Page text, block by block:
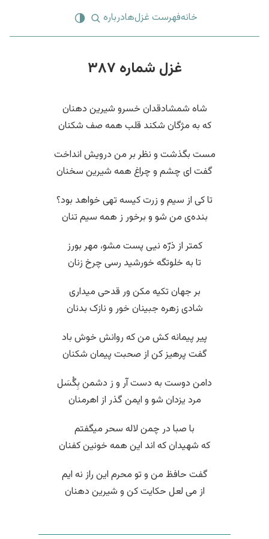
خانهفهرست غزل‌هادرباره
غزل شماره ۳۸۷
شاه شمشادقدان خسرو شیرین دهنان
که به مژگان شکند قلب همه صف شکنان
مست بگذشت و نظر بر من درویش انداخت
گفت ای چشم و چراغ همه شیرین سخنان
تا کی از سیم و زرت کیسه تهی خواهد بود؟
بنده‌ی من شو و برخور ز همه سیم تنان
کمتر از ذرّه نیی پست مشو، مهر بورز
تا به خلوتگه خورشید رسی چرخ زنان
بر جهان تکیه مکن ور قدحی میداری
شادی زهره جبینان خور و نازک بدنان
پیر پیمانه کش من که روانش خوش باد
گفت پرهیز کن از صحبت پیمان شکنان
دامن دوست به دست آر و ز دشمن بِگُسَل
مرد یزدان شو و ایمن گذر از اهرمنان
با صبا در چمن لاله سحر میگفتم
که شهیدان که اند این همه خونین کفنان
گفت حافظ من و تو محرم این راز نه ایم
از می لعل حکایت کن و شیرین دهنان